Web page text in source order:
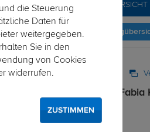
FAHRZEUGÜBERSICHT
Hier geht's zur
starr für Skoda Fabia
die Steuerung
Daten für
weitergegeben.
Sie in den
von Cookies
widerrufen.
ZUSTIMMEN